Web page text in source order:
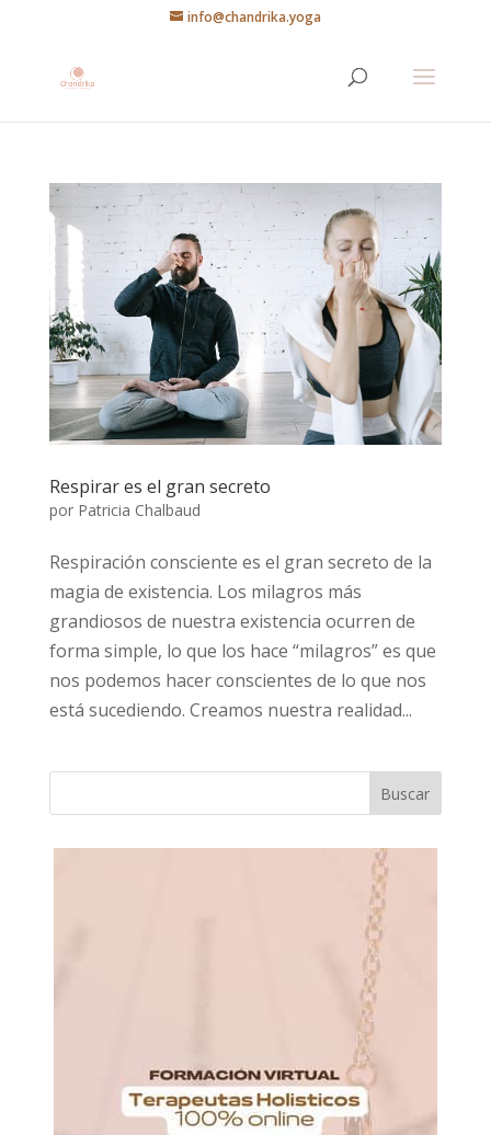
info@chandrika.yoga
Respirar es el gran secreto
por Patricia Chalbaud
Respiración consciente es el gran secreto de la
magia de existencia. Los milagros más
grandiosos de nuestra existencia ocurren de
forma simple, lo que los hace “milagros” es que
nos podemos hacer conscientes de lo que nos
está sucediendo. Creamos nuestra realidad...